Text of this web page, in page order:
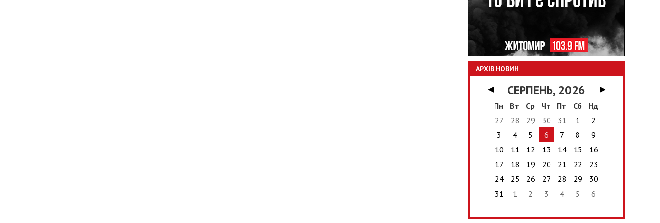
АРХІВ НОВИН
◀ СЕРПЕНЬ, 2026
▶
Пн
Вт Ср Чт Пт Сб
Нд
27
28 29 30 31 1
2
3
4 5 6 7 8
9
10
11 12 13 14 15
16
17
18 19 20 21 22
23
24
25 26 27 28 29
30
31
1 2 3 4 5 6